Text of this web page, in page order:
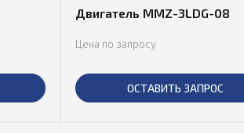
Двигатель MMZ-3LDG-08
Цена по запросу
ОСТАВИТЬ ЗАПРОС